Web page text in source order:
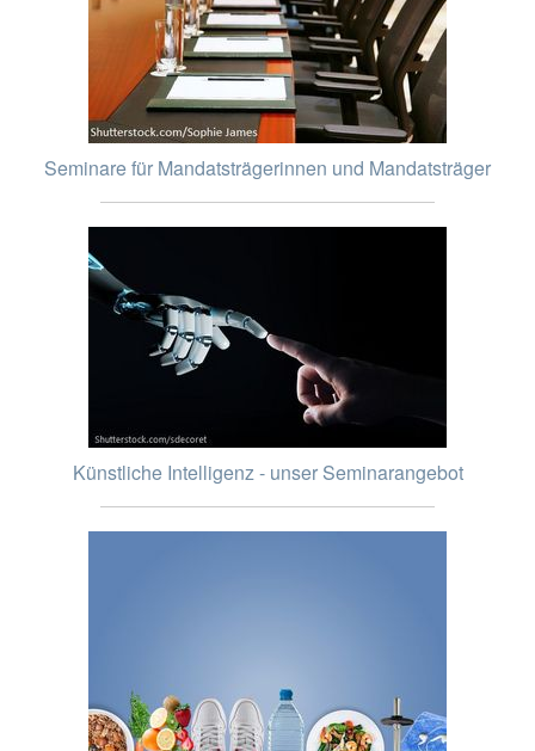
Seminare für Mandatsträgerinnen und Mandatsträger
Künstliche Intelligenz - unser Seminarangebot